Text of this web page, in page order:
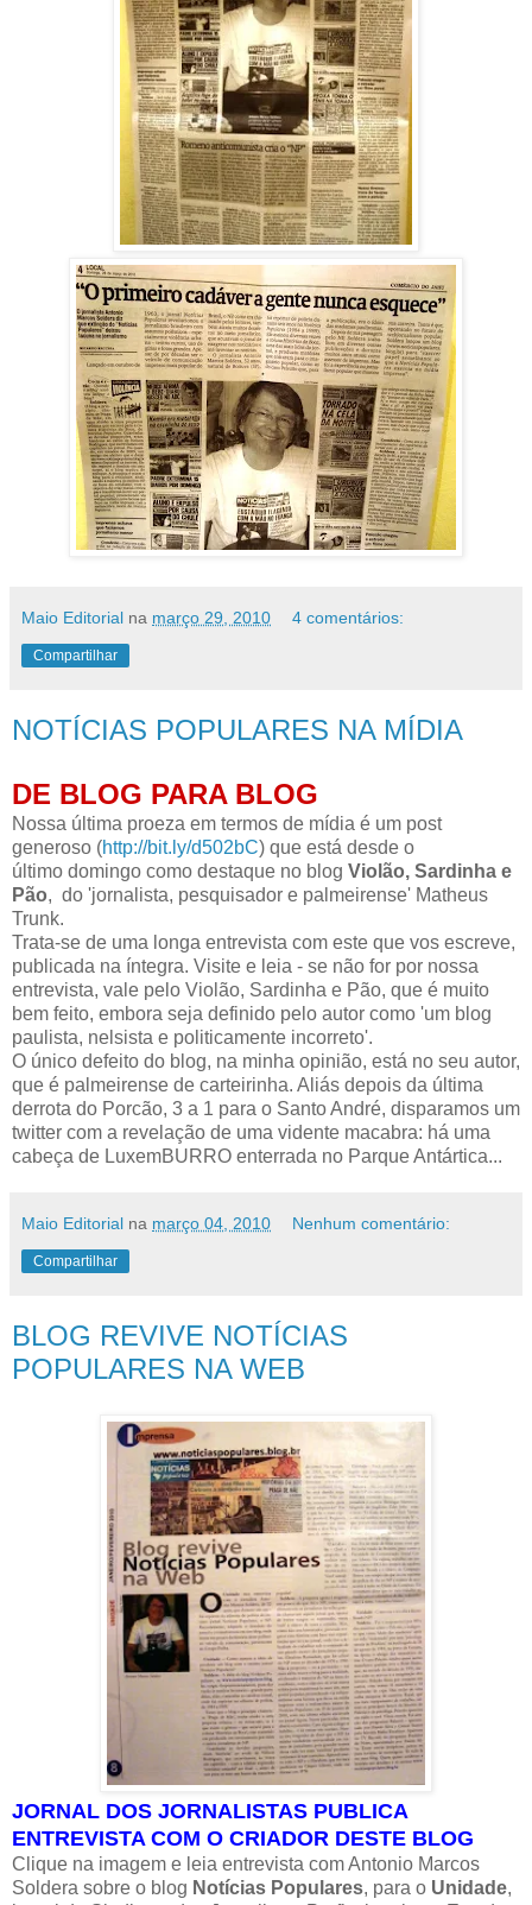
Maio Editorial na março 29, 2010 4 comentários:
Compartilhar
NOTÍCIAS POPULARES NA MÍDIA
DE BLOG PARA BLOG
Nossa última proeza em termos de mídia é um post
generoso (http://bit.ly/d502bC) que está desde o
último domingo como destaque no blog Violão, Sardinha e
Pão, do 'jornalista, pesquisador e palmeirense' Matheus
Trunk.
Trata-se de uma longa entrevista com este que vos escreve,
publicada na íntegra. Visite e leia - se não for por nossa
entrevista, vale pelo Violão, Sardinha e Pão, que é muito
bem feito, embora seja definido pelo autor como 'um blog
paulista, nelsista e politicamente incorreto'.
O único defeito do blog, na minha opinião, está no seu autor,
que é palmeirense de carteirinha. Aliás depois da última
derrota do Porcão, 3 a 1 para o Santo André, disparamos um
twitter com a revelação de uma vidente macabra: há uma
cabeça de LuxemBURRO enterrada no Parque Antártica...
Maio Editorial na março 04, 2010 Nenhum comentário:
Compartilhar
BLOG REVIVE NOTÍCIAS
POPULARES NA WEB
JORNAL DOS JORNALISTAS PUBLICA
ENTREVISTA COM O CRIADOR DESTE BLOG
Clique na imagem e leia entrevista com Antonio Marcos
Soldera sobre o blog Notícias Populares, para o Unidade,